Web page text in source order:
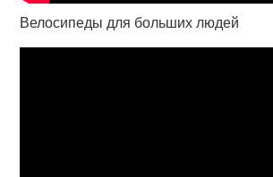
Велосипеды для больших людей